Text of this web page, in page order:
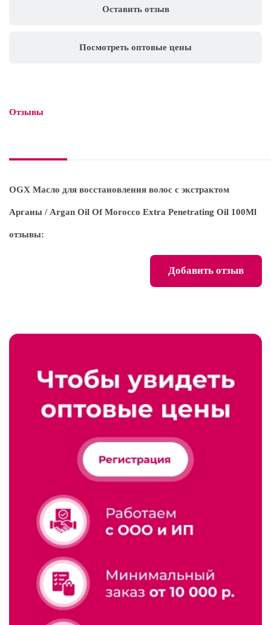
Оставить отзыв
Посмотреть оптовые цены
Отзывы
OGX Масло для восстановления волос с экстрактом
Арганы / Argan Oil Of Morocco Extra Penetrating Oil 100Ml
отзывы:
Добавить отзыв